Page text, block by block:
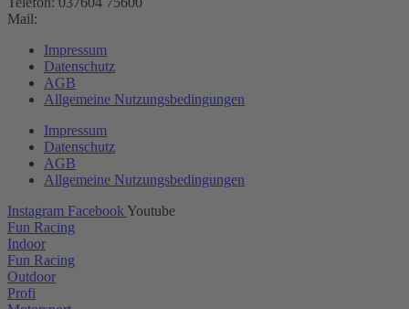
Mail:
Impressum
Datenschutz
AGB
Allgemeine Nutzungsbedingungen
Impressum
Datenschutz
AGB
Allgemeine Nutzungsbedingungen
Instagram FacebookYoutube
Fun Racing
Indoor
Fun Racing
Outdoor
Profi